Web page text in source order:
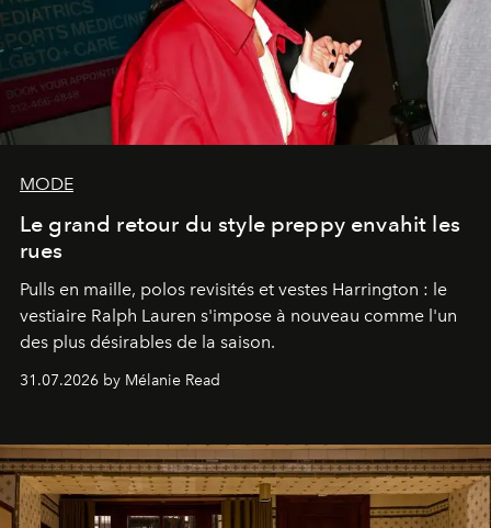
MODE
Le grand retour du style preppy envahit les
rues
Pulls en maille, polos revisités et vestes Harrington : le
vestiaire Ralph Lauren s'impose à nouveau comme l'un
des plus désirables de la saison.
31.07.2026 by Mélanie Read